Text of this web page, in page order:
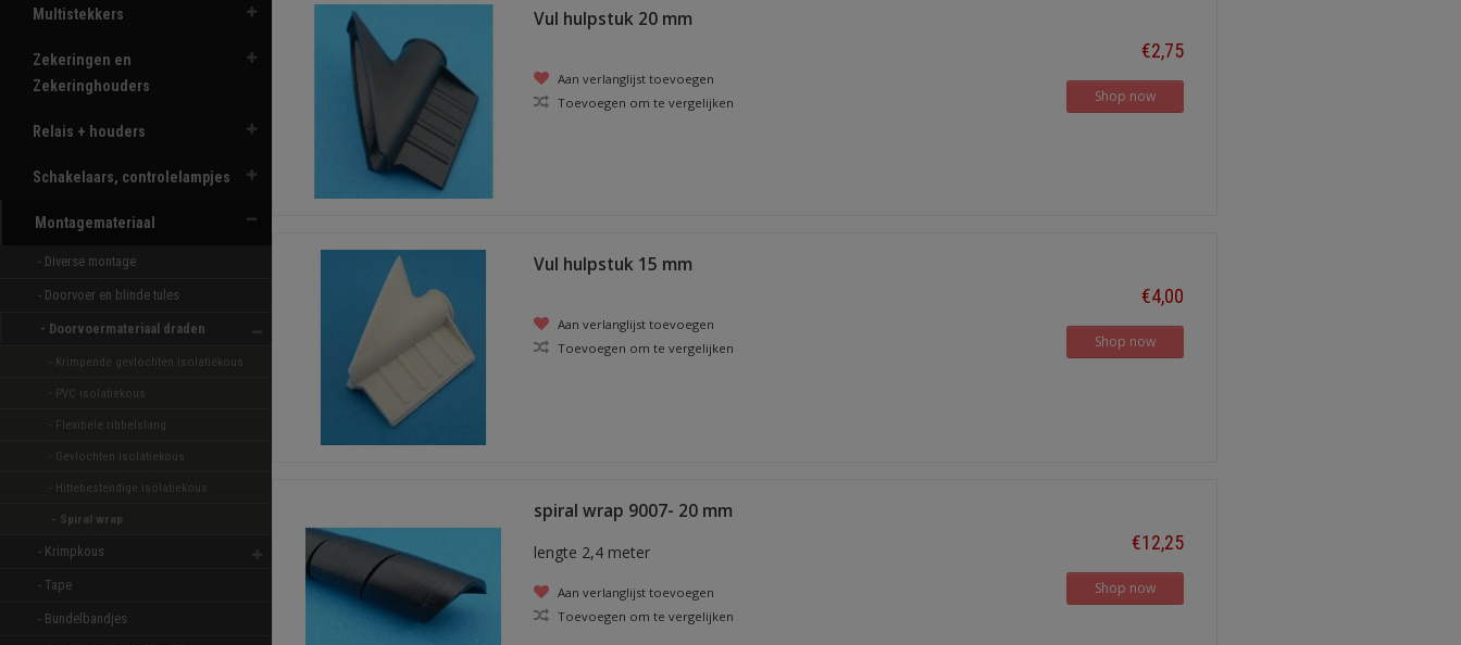
Multistekkers
Zekeringen en
Zekeringhouders
Relais + houders
Schakelaars, controlelampjes
Montagemateriaal
- Diverse montage
- Doorvoer en blinde tules
- Doorvoermateriaal draden
- Krimpende gevlochten isolatiekous
- PVC isolatiekous
- Flexibele ribbelslang
- Gevlochten isolatiekous
- Hittebestendige isolatiekous
- Spiral wrap
- Krimpkous
- Tape
- Bundelbandjes
Vul hulpstuk 20 mm
Aan verlanglijst toevoegen
Toevoegen om te vergelijken
€2,75
Shop now
Vul hulpstuk 15 mm
Aan verlanglijst toevoegen
Toevoegen om te vergelijken
€4,00
Shop now
spiral wrap 9007- 20 mm
lengte 2,4 meter
Aan verlanglijst toevoegen
Toevoegen om te vergelijken
€12,25
Shop now